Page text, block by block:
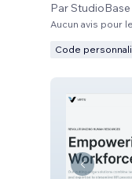
Par
Aucun avis pour
Code